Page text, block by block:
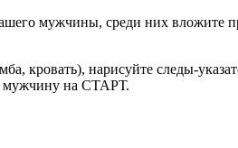
мужчины, среди них вложите
кровать), нарисуйте следы-
мужчину на СТАРТ.